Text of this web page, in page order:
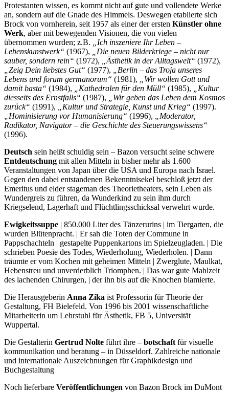
Protestanten wissen, es kommt nicht auf gute und vollendete Werke
an, sondern auf die Gnade des Himmels. Deswegen etablierte sich
Brock von vornherein, seit 1957 als einer der ersten Künstler ohne
Werk, aber mit bewegenden Visionen, die von vielen
übernommen wurden; z.B. „Ich inszeniere Ihr Leben –
Lebenskunstwerk“ (1967),
„Die neuen Bilderkriege – nicht nur
sauber, sondern rein“ (1972), „Ästhetik in der Alltagswelt“ (1972),
„Zeig Dein liebstes Gut“ (1977), „Berlin – das Troja unseres
Lebens und forum germanorum“ (1981),
„Wir wollen Gott und
damit basta“ (1984), „Kathedralen für den Müll“ (1985),
„Kultur
diesseits des Ernstfalls“ (1987),
„Wir geben das Leben dem Kosmos
zurück“ (1991), „Kultur und Strategie, Kunst und Krieg“ (1997).
„Hominisierung vor Humanisierung“ (1996),
„Moderator,
Radikator, Navigator – die Geschichte des Steuerungswissens“
(1996).
Deutsch sein heißt schuldig sein – Bazon versucht seine schwere
Entdeutschung mit allen Mitteln in bisher mehr als 1.600
Veranstaltungen von Japan über die USA und Europa nach Israel.
Gegen den dabei entstandenen Bekenntnisekel beschloß jetzt der
Emeritus und elder stageman des Theorietheaters, sein Leben als
Wundergreis zu führen, da Wunderkind zu sein ihm durch
Kriegselend, Lagerhaft und Flüchtlingsschicksal verwehrt wurde.
Ewigkeitssuppe | 850.000 Liter des Tänzerurins | im Tiergarten, die
wurden Blütenpracht. | Er sah die Toten der Commune in
Pappschachteln | gestapelte Puppenkartons im Spielzeugladen. | Die
schrieben Poesie des Todes, Wiederholung, Wiederholen. | Dann
träumte er vom Kochen mit geheimen Mitteln | Zwerglute, Maulkat,
Hebenstreu und unverderblich Triomphen. | Das war gute Mahlzeit
des lachenden Chirurgen, | der ihn bis auf die Knochen blamierte.
Die Herausgeberin Anna Zika ist Professorin für Theorie der
Gestaltung, FH Bielefeld. Von 1996 bis 2001 wissenschaftliche
Mitarbeiterin um Lehrstuhl für Ästhetik, FB 5, Universität
Wuppertal.
Die Gestalterin Gertrud Nolte führt ihre – botschaft für visuelle
kommunikation und beratung – in Düsseldorf. Zahlreiche nationale
und internationale Auszeichnungen für Graphikdesign und
Buchgestaltung
Noch lieferbare Veröffentlichungen von Bazon Brock im DuMont